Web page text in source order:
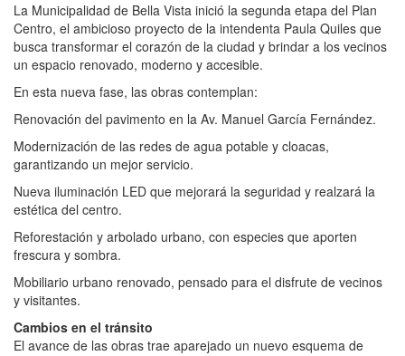
La Municipalidad de Bella Vista inició la segunda etapa del Plan
Centro, el ambicioso proyecto de la intendenta Paula Quiles que
busca transformar el corazón de la ciudad y brindar a los vecinos
un espacio renovado, moderno y accesible.
En esta nueva fase, las obras contemplan:
Renovación del pavimento en la Av. Manuel García Fernández.
Modernización de las redes de agua potable y cloacas,
garantizando un mejor servicio.
Nueva iluminación LED que mejorará la seguridad y realzará la
estética del centro.
Reforestación y arbolado urbano, con especies que aporten
frescura y sombra.
Mobiliario urbano renovado, pensado para el disfrute de vecinos
y visitantes.
Cambios en el tránsito
El avance de las obras trae aparejado un nuevo esquema de